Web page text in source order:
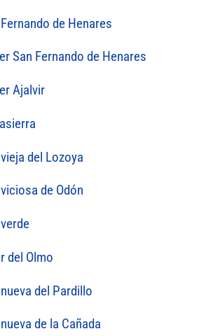
de Henares
San Fernando de Henares
Ajalvir
del Lozoya
de Odón
del Olmo
del Pardillo
de la Cañada